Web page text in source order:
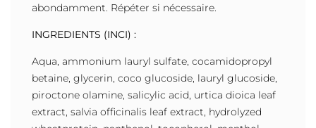
abondamment. Répéter si nécessaire.
INGREDIENTS (INCI) :
Aqua, ammonium lauryl sulfate, cocamidopropyl
betaine, glycerin, coco glucoside, lauryl glucoside,
piroctone olamine, salicylic acid, urtica dioica leaf
extract, salvia officinalis leaf extract, hydrolyzed